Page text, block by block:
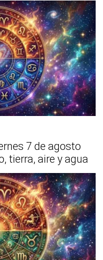
7 de agosto
tierra, aire y agua